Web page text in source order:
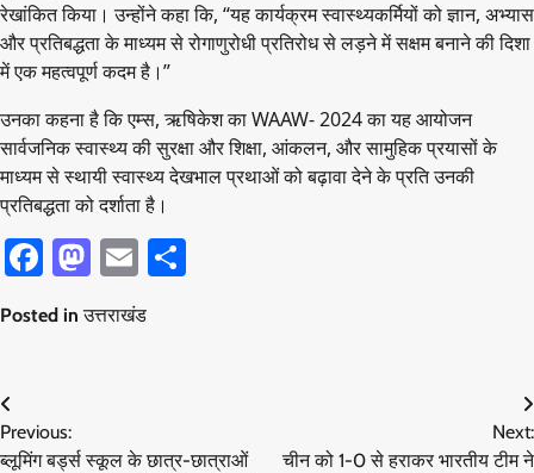
रेखांकित किया। उन्होंने कहा कि, “यह कार्यक्रम स्वास्थ्यकर्मियों को ज्ञान, अभ्यास
और प्रतिबद्धता के माध्यम से रोगाणुरोधी प्रतिरोध से लड़ने में सक्षम बनाने की दिशा
में एक महत्वपूर्ण कदम है।”
उनका कहना है कि एम्स, ऋषिकेश का WAAW- 2024 का यह आयोजन
सार्वजनिक स्वास्थ्य की सुरक्षा और शिक्षा, आंकलन, और सामुहिक प्रयासों के
माध्यम से स्थायी स्वास्थ्य देखभाल प्रथाओं को बढ़ावा देने के प्रति उनकी
प्रतिबद्धता को दर्शाता है।
Facebook
Mastodon
Email
Posted inउत्तराखंड
Post
navigation
Previous:
ब्लूमिंग बर्ड्स स्कूल के छात्र-छात्राओं
Next:
चीन को 1-0 से हराकर भारतीय टीम ने